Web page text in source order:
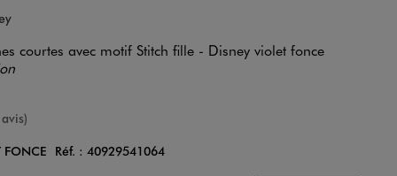
courtes avec motif Stitch fille - Disney violet fonce
FONCE Réf. : 40929541064